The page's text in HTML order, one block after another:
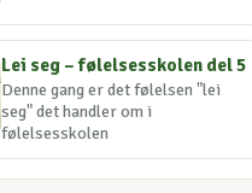
Lei seg – følelsesskolen del 5
Denne gang er det følelsen "lei
seg" det handler om i
følelsesskolen